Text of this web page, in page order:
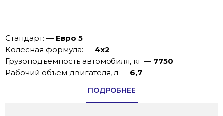
Стандарт: — Евро 5
Колёсная формула: —4х2
Грузоподъемность автомобиля, кг — 7750
Рабочий объем двигателя, л — 6,7
ПОДРОБНЕЕ